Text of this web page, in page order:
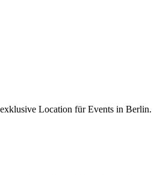
Location für Events in Berlin.